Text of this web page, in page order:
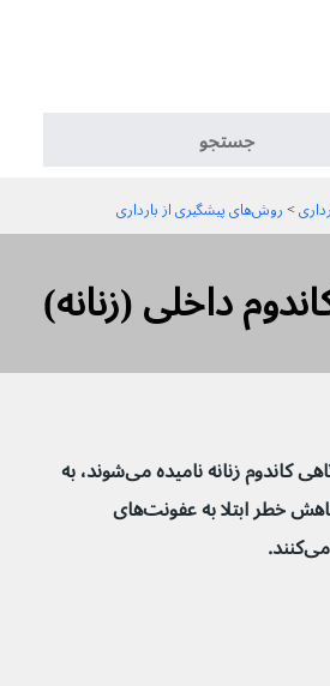
> روش‌های پیشگیری از بارداری
داخلی (زنانه)
کاندوم‌های داخلی که گاهی کاندوم زنانه نامیده می‌شوند، به
جلوگیری از بارداری و کاهش خطر ابتلا به عفونت‌های